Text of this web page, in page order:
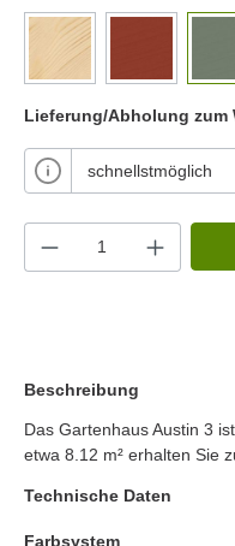
Lieferung/Abholung zum
Beschreibung
Das Gartenhaus Austin 3
etwa 8.12 m² erhalten Sie
Technische Daten
Farbsystem